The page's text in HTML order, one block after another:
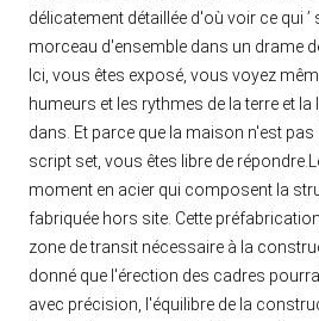
délicatement détaillée d'où voir ce qui
morceau d'ensemble dans un drame
Ici, vous êtes exposé, vous voyez
humeurs et les rythmes de la terre et
dans. Et parce que la maison n'est pas
script set, vous êtes libre de
moment en acier qui composent la
fabriquée hors site. Cette
zone de transit nécessaire à la
donné que l'érection des cadres
avec précision, l'équilibre de la